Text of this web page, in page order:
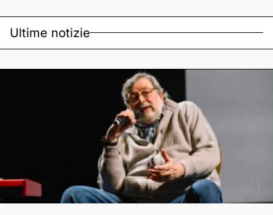
Ultime notizie